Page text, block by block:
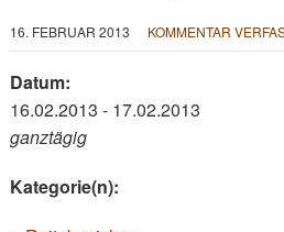
16. FEBRUAR 2013 KOMMENTAR
Datum:
16.02.2013 - 17.02.2013
ganztägig
Kategorie(n):